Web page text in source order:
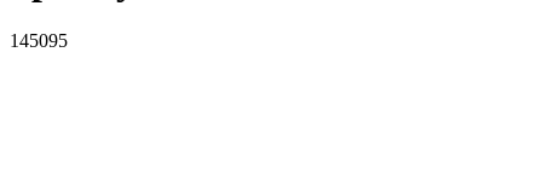
145095